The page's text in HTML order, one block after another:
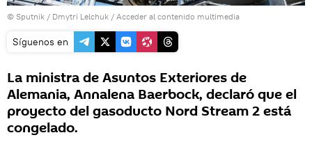
© Sputnik / Dmytri Lelchuk / Acceder al contenido multimedia
Síguenos en
La ministra de Asuntos Exteriores de
Alemania, Annalena Baerbock, declaró que el
proyecto del gasoducto Nord Stream 2 está
congelado.